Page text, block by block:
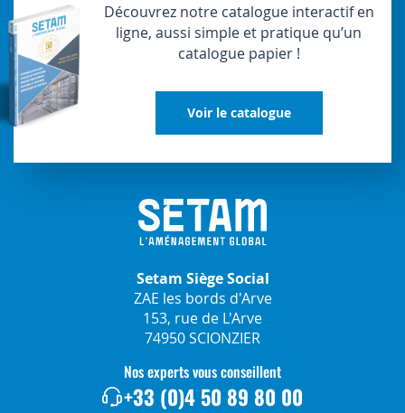
Découvrez notre catalogue interactif en
ligne, aussi simple et pratique qu’un
catalogue papier !
Voir le catalogue
Setam Siège Social
ZAE les bords d'Arve
153, rue de L'Arve
74950 SCIONZIER
Nos experts vous conseillent
+33 (0)4 50 89 80 00